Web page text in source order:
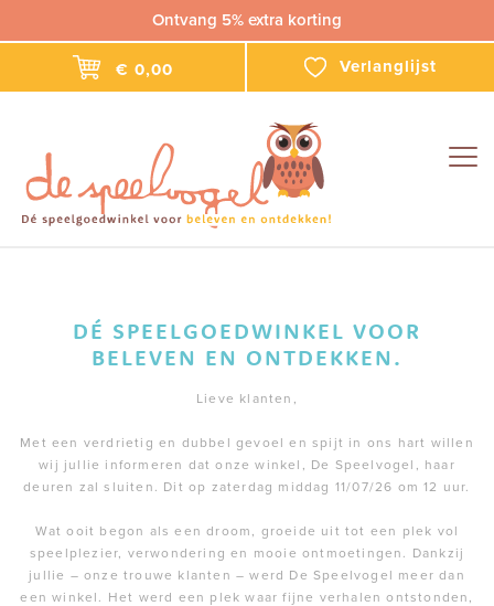
Ontvang 5% extra korting
€ 0,00 Verlanglijst
DÉ SPEELGOEDWINKEL VOOR
BELEVEN EN ONTDEKKEN.
Lieve klanten,
Met een verdrietig en dubbel gevoel en spijt in ons hart willen
wij jullie informeren dat onze winkel, De Speelvogel, haar
deuren zal sluiten. Dit op zaterdag middag 11/07/26 om 12 uur.
Wat ooit begon als een droom, groeide uit tot een plek vol
speelplezier, verwondering en mooie ontmoetingen. Dankzij
jullie – onze trouwe klanten – werd De Speelvogel meer dan
een winkel. Het werd een plek waar fijne verhalen ontstonden,